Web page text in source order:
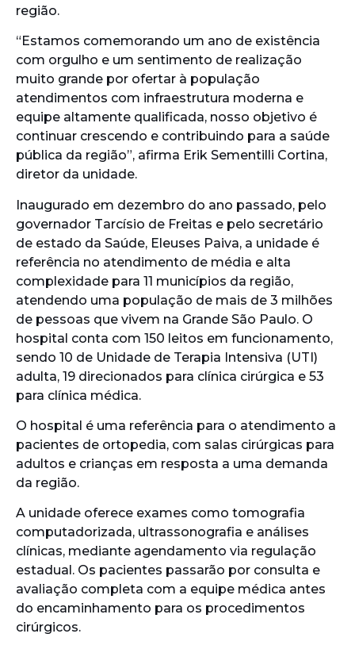
região.
“Estamos comemorando um ano de existência
com orgulho e um sentimento de realização
muito grande por ofertar à população
atendimentos com infraestrutura moderna e
equipe altamente qualificada, nosso objetivo é
continuar crescendo e contribuindo para a saúde
pública da região”, afirma Erik Sementilli Cortina,
diretor da unidade.
Inaugurado em dezembro do ano passado, pelo
governador Tarcísio de Freitas e pelo secretário
de estado da Saúde, Eleuses Paiva, a unidade é
referência no atendimento de média e alta
complexidade para 11 municípios da região,
atendendo uma população de mais de 3 milhões
de pessoas que vivem na Grande São Paulo. O
hospital conta com 150 leitos em funcionamento,
sendo 10 de Unidade de Terapia Intensiva (UTI)
adulta, 19 direcionados para clínica cirúrgica e 53
para clínica médica.
O hospital é uma referência para o atendimento a
pacientes de ortopedia, com salas cirúrgicas para
adultos e crianças em resposta a uma demanda
da região.
A unidade oferece exames como tomografia
computadorizada, ultrassonografia e análises
clínicas, mediante agendamento via regulação
estadual. Os pacientes passarão por consulta e
avaliação completa com a equipe médica antes
do encaminhamento para os procedimentos
cirúrgicos.